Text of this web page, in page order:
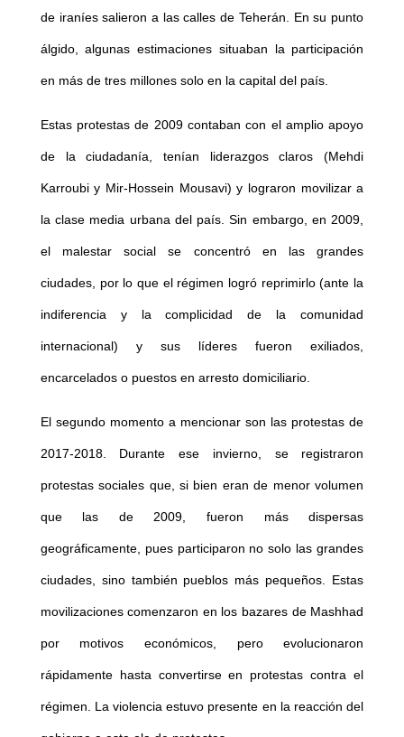
de iraníes salieron a las calles de Teherán. En su punto
álgido, algunas estimaciones situaban la participación
en más de tres millones solo en la capital del país.
Estas protestas de 2009 contaban con el amplio apoyo
de la ciudadanía, tenían liderazgos claros (Mehdi
Karroubi y Mir-Hossein Mousavi) y lograron movilizar a
la clase media urbana del país. Sin embargo, en 2009,
el malestar social se concentró en las grandes
ciudades, por lo que el régimen logró reprimirlo (ante la
indiferencia y la complicidad de la comunidad
internacional) y sus líderes fueron exiliados,
encarcelados o puestos en arresto domiciliario.
El segundo momento a mencionar son las protestas de
2017-2018. Durante ese invierno, se registraron
protestas sociales que, si bien eran de menor volumen
que las de 2009, fueron más dispersas
geográficamente, pues participaron no solo las grandes
ciudades, sino también pueblos más pequeños. Estas
movilizaciones comenzaron en los bazares de Mashhad
por motivos económicos, pero evolucionaron
rápidamente hasta convertirse en protestas contra el
régimen. La violencia estuvo presente en la reacción del